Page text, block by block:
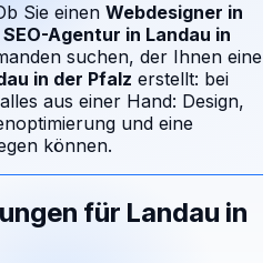
Sie einen Webdesigner in
SEO-Agentur in Landau in
suchen, der Ihnen eine
in der Pfalz erstellt: bei
aus einer Hand: Design,
und eine
können.
für Landau in